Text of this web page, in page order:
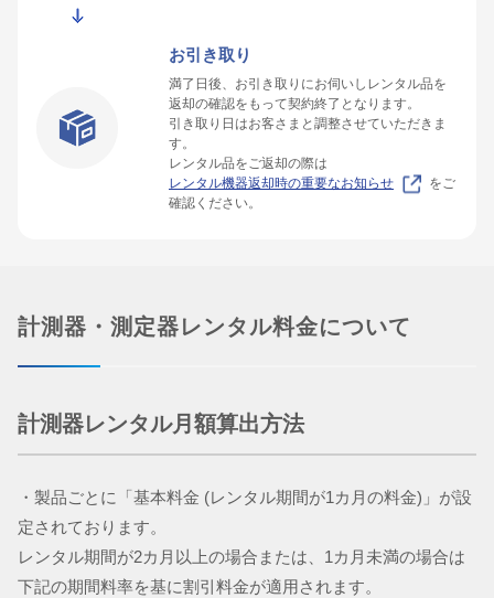
お引き取り
満了日後、お引き取りにお伺いしレンタル品を
返却の確認をもって契約終了となります。
引き取り日はお客さまと調整させていただきま
す。
レンタル品をご返却の際は
レンタル機器返却時の重要なお知らせ
をご
確認ください。
計測器・測定器レンタル料金について
計測器レンタル月額算出方法
・製品ごとに「基本料金 (レンタル期間が1カ月の料金)」が設
定されております。
レンタル期間が2カ月以上の場合または、1カ月未満の場合は
下記の期間料率を基に割引料金が適用されます。